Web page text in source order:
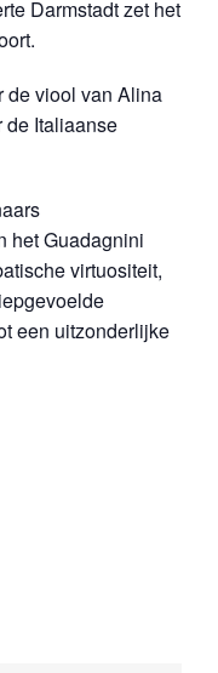
Darmstadt zet het
de viool van Alina
de Italiaanse
het Guadagnini
virtuositeit,
een uitzonderlijke